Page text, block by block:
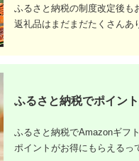
換券：シルバー（3万
円相当）
と旅
分）
約 宿
ル 家
縄 沖
ふるさと納税の制度改定後も
返礼品はまだまだたくさんあ
ふるさと納税でポイン
ふるさと納税でAmazonギフ
ポイントがお得にもらえるっ